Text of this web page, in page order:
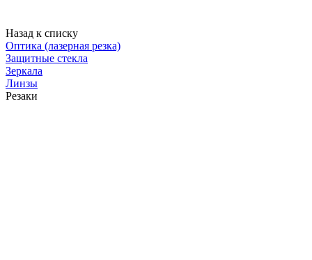
Назад к списку
Оптика (лазерная резка)
Защитные стекла
Зеркала
Линзы
Резаки